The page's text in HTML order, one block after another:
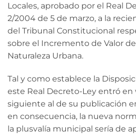
Locales, aprobado por el Real
2/2004 de 5 de marzo, a la
del Tribunal Constitucional
sobre el Incremento de Valor
Naturaleza Urbana.
Tal y como establece la
este Real Decreto-Ley entró en
siguiente al de su publicación
en consecuencia, la nueva
la plusvalía municipal sería de